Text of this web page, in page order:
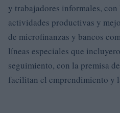
y trabajadores informales,
actividades productivas y
de microfinanzas y bancos
líneas especiales que
seguimiento, con la premisa
facilitan el emprendimiento y